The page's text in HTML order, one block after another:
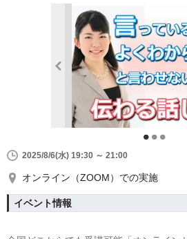
2025/8/6(水) 19:30 ～ 21:00
オンライン（ZOOM）での実施
イベント情報